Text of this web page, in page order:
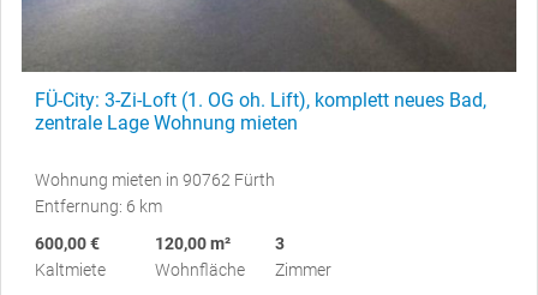
FÜ-City: 3-Zi-Loft (1. OG oh. Lift), komplett neues Bad,
zentrale Lage Wohnung mieten
Wohnung mieten in 90762 Fürth
Entfernung: 6 km
600,00 €
Kaltmiete
120,00 m²
Wohnfläche
3
Zimmer